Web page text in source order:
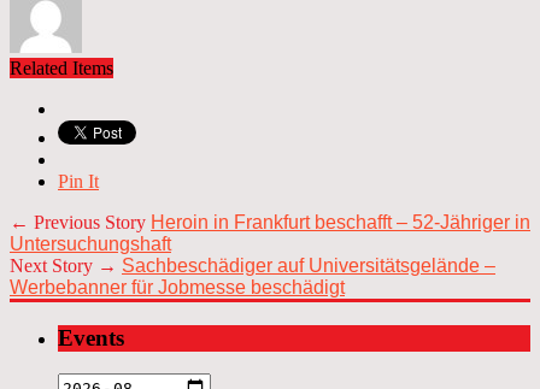
Related Items
Pin It
← Previous Story Heroin in Frankfurt beschafft – 52-Jähriger in
Untersuchungshaft
Next Story → Sachbeschädiger auf Universitätsgelände –
Werbebanner für Jobmesse beschädigt
Events